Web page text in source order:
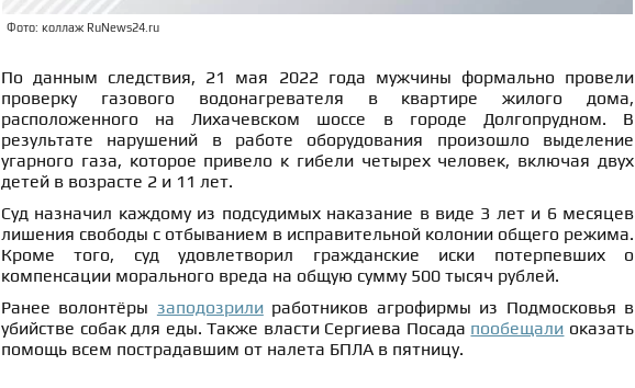
Фото: коллаж RuNews24.ru
По данным следствия, 21 мая 2022 года мужчины формально провели
проверку газового водонагревателя в квартире жилого дома,
расположенного на Лихачевском шоссе в городе Долгопрудном. В
результате нарушений в работе оборудования произошло выделение
угарного газа, которое привело к гибели четырех человек, включая двух
детей в возрасте 2 и 11 лет.
Суд назначил каждому из подсудимых наказание в виде 3 лет и 6 месяцев
лишения свободы с отбыванием в исправительной колонии общего режима.
Кроме того, суд удовлетворил гражданские иски потерпевших о
компенсации морального вреда на общую сумму 500 тысяч рублей.
Ранее волонтёры заподозрилиработников агрофирмы из Подмосковья в
убийстве собак для еды. Также власти Сергиева Посада пообещали оказать
помощь всем пострадавшим от налета БПЛА в пятницу.